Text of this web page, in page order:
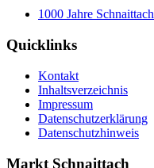
1000 Jahre Schnaittach
Quicklinks
Kontakt
Inhaltsverzeichnis
Impressum
Datenschutzerklärung
Datenschutzhinweis
Markt Schnaittach